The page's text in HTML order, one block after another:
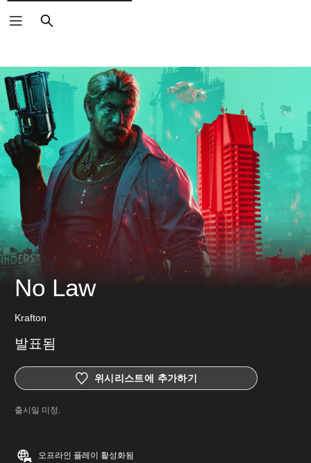
검
색
No Law
Krafton
발표됨
위시리스트에 추가하기
출시일 미정.
오프라인 플레이 활성화됨